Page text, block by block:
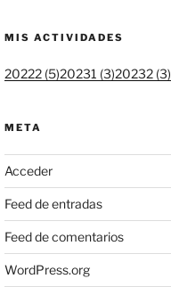
MIS ACTIVIDADES
20222 (5)20231 (3)20232 (3)
META
Acceder
Feed de entradas
Feed de comentarios
WordPress.org